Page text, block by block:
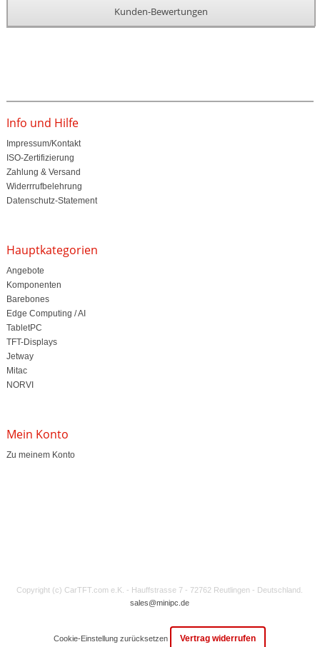
Kunden-Bewertungen
Info und Hilfe
Impressum/Kontakt
ISO-Zertifizierung
Zahlung & Versand
Widerrrufbelehrung
Datenschutz-Statement
Hauptkategorien
Angebote
Komponenten
Barebones
Edge Computing / AI
TabletPC
TFT-Displays
Jetway
Mitac
NORVI
Mein Konto
Zu meinem Konto
Copyright (c) CarTFT.com e.K. - Hauffstrasse 7 - 72762 Reutlingen - Deutschland.
sales@minipc.de
Cookie-Einstellung zurücksetzen Vertrag widerrufen